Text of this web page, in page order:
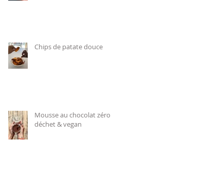
Chips de patate douce
Mousse au chocolat zéro
déchet & vegan